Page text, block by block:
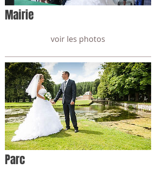
Mairie
voir les photos
Parc